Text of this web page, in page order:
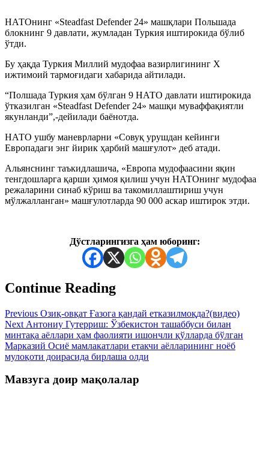
НАТОнинг «Steadfast Defender 24» машқлари Польшада
блокнинг 9 давлати, жумладан Туркия иштирокида бўлиб
ўтди.
Бу ҳақда Туркия Миллий мудофаа вазирлигининг Х
ижтимоий тармоғидаги хабарида айтилади.
“Полшада Туркия ҳам бўлган 9 НАТО давлати иштирокида
ўтказилган «Steadfast Defender 24» машқи муваффақиятли
якунланди”,-дейилади баёнотда.
НАТО ушбу маневрларни «Совуқ урушдан кейинги
Европадаги энг йирик ҳарбий машғулот» деб атади.
Альянснинг таъкидлашича, «Европа мудофаасини яқин
тенгдошларга қарши ҳимоя қилиш учун НАТОнинг мудофаа
режаларини синаб кўриш ва такомиллаштириш учун
мўлжалланган» машғулотларда 90 000 аскар иштирок этди.
Дўстларингизга ҳам юборинг:
Continue Reading
Previous Озиқ-овқат Ғазога қандай етказилмоқда?(видео)
Next Антониу Гутерриш: Ўзбекистон ташаббуси билан
минтақа аёллари ҳам фаолияти ишончли қўлларда бўлган
Марказий Осиё мамлакатлари етакчи аёлларининг ноёб
мулоқоти доирасида бирлаша олди
Мавзуга доир мақолалар